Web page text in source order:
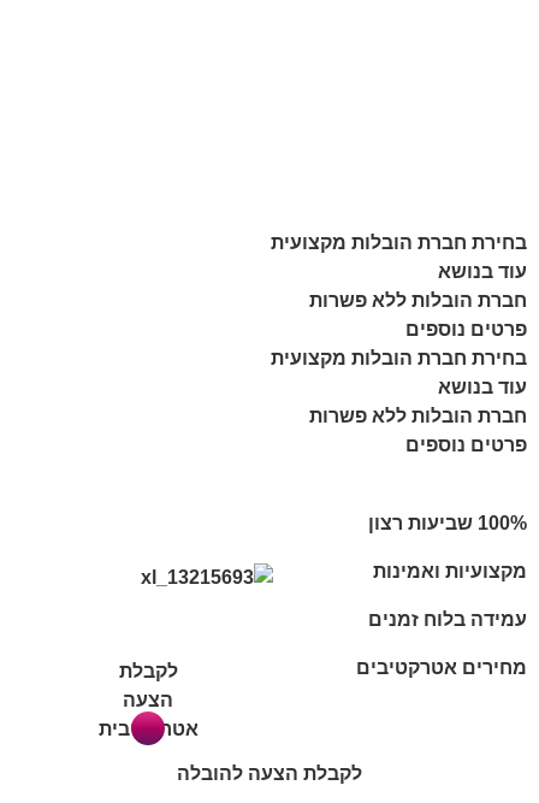
בחירת חברת הובלות מקצועית
עוד בנושא
חברת הובלות ללא פשרות
פרטים נוספים
בחירת חברת הובלות מקצועית
עוד בנושא
חברת הובלות ללא פשרות
פרטים נוספים
מקצועיות ואמינות
עמידה בלוח זמנים
מחירים אטרקטיבים
לקבלת
הצעה
אטרקטיבית
לקבלת הצעה להובלה